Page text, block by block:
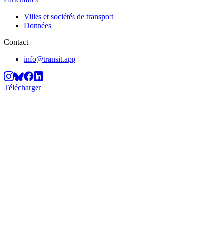
Villes et sociétés de transport
Données
Contact
info@transit.app
Télécharger